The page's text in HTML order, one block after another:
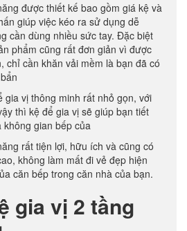
được thiết kế bao gồm giá kệ và
giúp việc kéo ra sử dụng dễ
cần dùng nhiều sức tay. Đặc biệt
phẩm cũng rất đơn giản vì được
chỉ cần khăn vải mềm là bạn đã có
gia vị thông minh rất nhỏ gọn, với
thì kệ để gia vị sẽ giúp bạn tiết
gian bếp của
rất tiện lợi, hữu ích và cũng có
không làm mất đi vẻ đẹp hiện
căn bếp trong căn nhà của bạn.
gia vị 2 tầng